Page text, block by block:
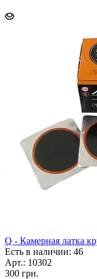
Q - Камерная латка
Есть в наличии: 46
Арт.: 10302
300 грн.